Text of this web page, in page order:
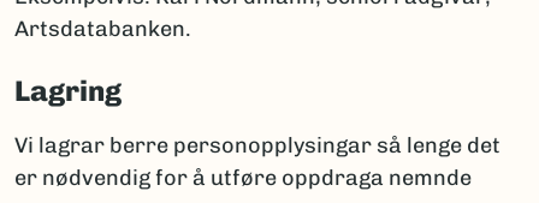
Artsdatabanken.
Lagring
Vi lagrar berre personopplysingar så lenge det
er nødvendig for å utføre oppdraga nemnde